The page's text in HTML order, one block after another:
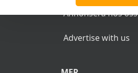
Annonsera hos oss
Advertise with us